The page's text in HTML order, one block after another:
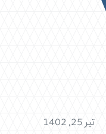
تیر 25, 1402